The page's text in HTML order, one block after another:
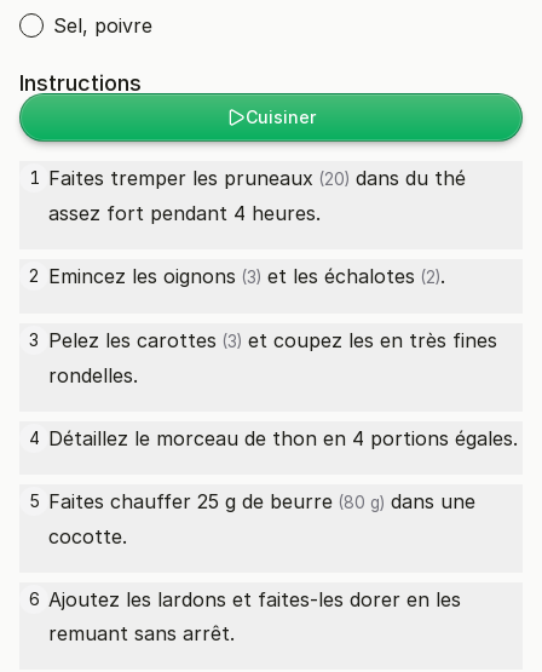
Sel, poivre
Instructions
Cuisiner
1 Faites tremper les pruneaux (20) dans du thé
assez fort pendant 4 heures.
2 Emincez les oignons (3) et les échalotes (2).
3 Pelez les carottes (3) et coupez les en très fines
rondelles.
4 Détaillez le morceau de thon en 4 portions égales.
5 Faites chauffer 25 g de beurre (80 g) dans une
cocotte.
6 Ajoutez les lardons et faites-les dorer en les
remuant sans arrêt.